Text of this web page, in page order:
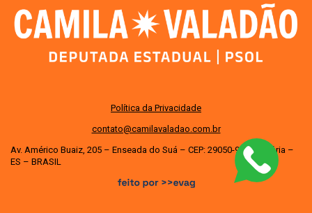
Política da Privacidade
contato@camilavaladao.com.br
Av. Américo Buaiz, 205 – Enseada do Suá – CEP: 29050-950 – Vitória –
ES – BRASIL